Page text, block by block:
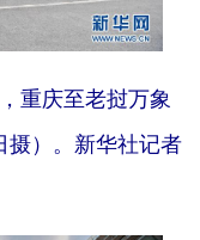
重庆至老挝万象
摄）。新华社记者